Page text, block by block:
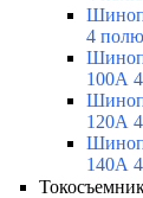
4
100А
120А
140А